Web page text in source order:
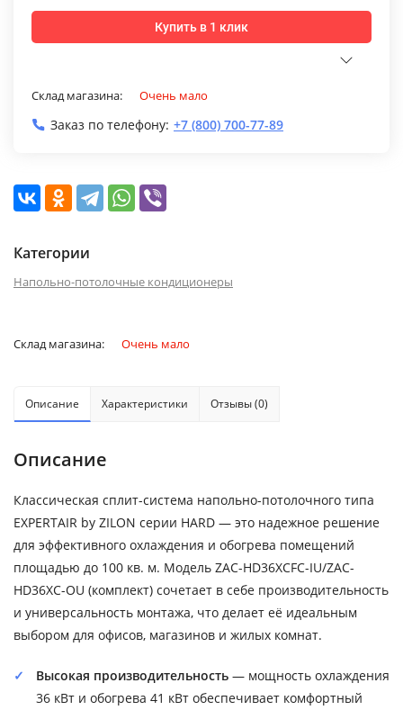
Купить в 1 клик
Склад магазина: Очень мало
Заказ по телефону: +7 (800) 700-77-89
Категории
Напольно-потолочные кондиционеры
Склад магазина: Очень мало
Описание Характеристики Отзывы (0)
Описание
Классическая сплит-система напольно-потолочного типа
EXPERTAIR by ZILON серии HARD — это надежное решение
для эффективного охлаждения и обогрева помещений
площадью до 100 кв. м. Модель ZAC-HD36XCFC-IU/ZAC-
HD36XC-OU (комплект) сочетает в себе производительность
и универсальность монтажа, что делает её идеальным
выбором для офисов, магазинов и жилых комнат.
Высокая производительность — мощность охлаждения
36 кВт и обогрева 41 кВт обеспечивает комфортный